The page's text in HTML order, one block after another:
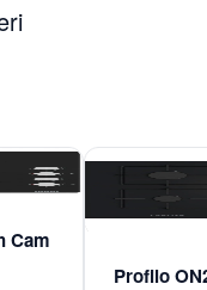
Cam
Profilo